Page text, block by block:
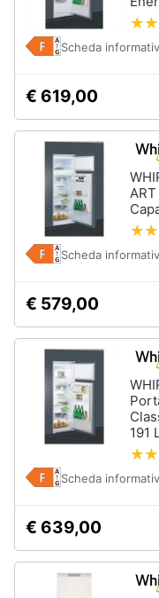
Scheda
€ 619,00
Scheda
€ 579,00
191
Scheda
€ 639,00